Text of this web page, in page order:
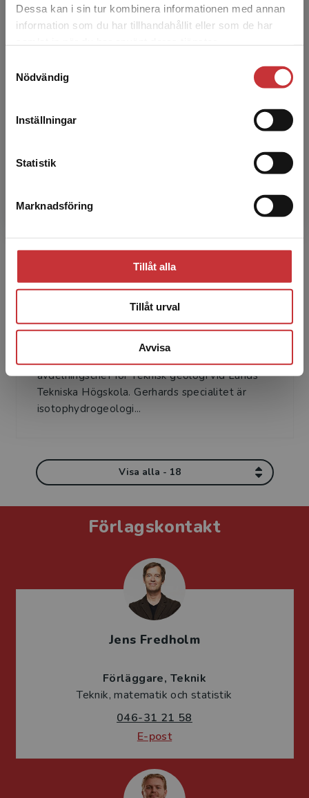
Dessa kan i sin tur kombinera informationen med annan
information som du har tillhandahållit eller som de har
Nödvändig
Inställningar
Statistik
Marknadsföring
Tillåt alla
Tillåt urval
Avvisa
Det verkar som att du besöker
studentlitteratur.se via en enhet utanför Sverige.
Vi erbjuder inte leveranser utanför Sverige. För
att kunna slutföra ett köp måste
universitetet i Amsterdam men driver sedan
Gerhard Barmen
avdelningschef för Teknisk geologi vid Lunds
Tekniska Högskola. Gerhards specialitet är
isotophydrogeologi...
Visa alla - 18
Förlagskontakt
Jens Fredholm
Förläggare Teknik
Teknik, matematik och statistik
046-31 21 58
E-post